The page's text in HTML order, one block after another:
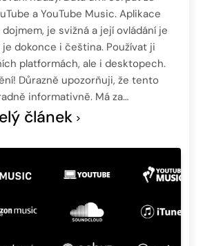
a YouTube Music. Aplikace
je svižná a její ovládání je
je dokonce i čeština. Používat ji
platformách, ale i desktopech.
Důrazně upozorňuji, že tento
informativně. Má za…
článek